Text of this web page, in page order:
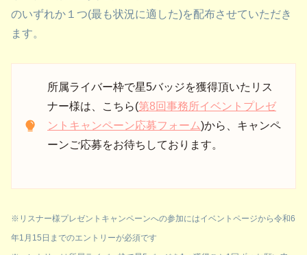
のいずれか１つ(最も状況に適した)を配布させていただき
ます。
所属ライバー枠で星5バッジを獲得頂いたリス
ナー様は、こちら(第8回事務所イベントプレゼ
ントキャンペーン応募フォーム)から、キャンペ
ーンご応募をお待ちしております。
※リスナー様プレゼントキャンペーンへの参加にはイベントページから令和6
年1月15日までのエントリーが必須です